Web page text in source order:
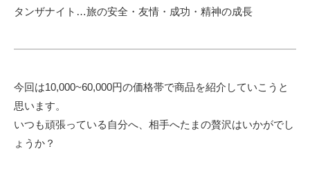
タンザナイト…旅の安全・友情・成功・精神の成長
今回は10,000~60,000円の価格帯で商品を紹介していこうと
思います。
いつも頑張っている自分へ、相手へたまの贅沢はいかがでし
ょうか？